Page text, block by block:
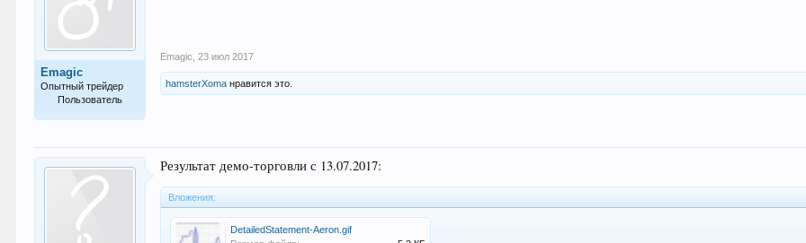
Emagic
Опытный трейдер
Пользователь
Emagic 23 июл 2017
hamsterXoma нравится это.
Результат демо-торговли с 13.07.2017:
Вложения:
DetailedStatement-Aeron.gif